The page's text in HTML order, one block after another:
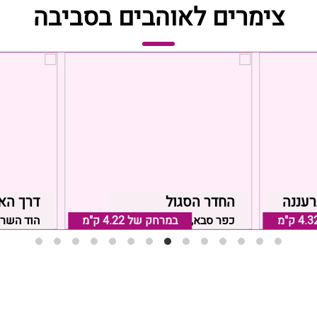
צימרים לאוהבים בסביבה
דרך
הוד
החדר הסגול
כפר סבא, אזור כפר סבא
במרחק של4.22 ק"מ ק"מ